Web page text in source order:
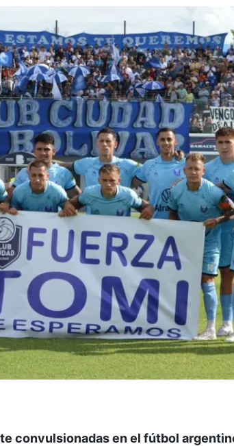
convulsionadas en el fútbol